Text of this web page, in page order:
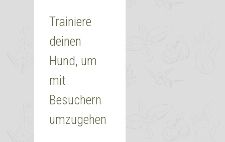
Trainiere
deinen
Hund, um
mit
Besuchern
umzugehen